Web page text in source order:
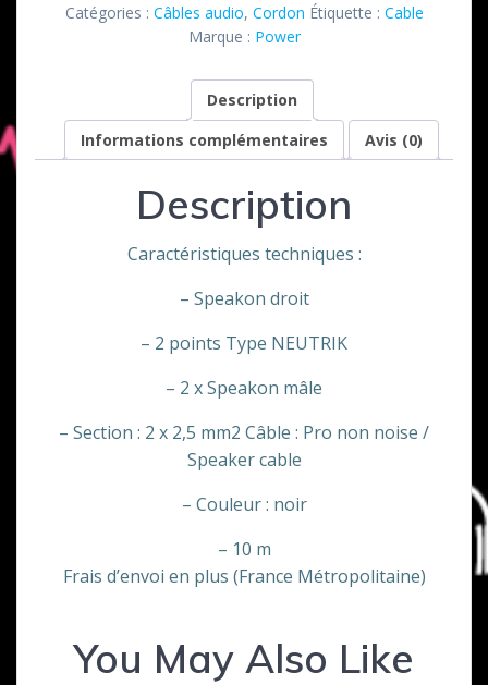
/
Catégories : Câbles audio, Cordon Étiquette : Cable
Marque : Power
Description
Informations complémentaires
Avis (0)
Description
Caractéristiques techniques :
– Speakon droit
– 2 points Type NEUTRIK
– 2 x Speakon mâle
– Section : 2 x 2,5 mm2 Câble : Pro non noise /
Speaker cable
– Couleur : noir
– 10 m
Frais d’envoi en plus (France Métropolitaine)
You May Also Like